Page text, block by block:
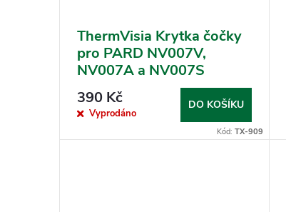
ThermVisia Krytka čočky
pro PARD NV007V,
NV007A a NV007S
390 Kč
Vyprodáno
DO KOŠÍKU
Kód:TX-909